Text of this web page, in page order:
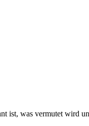
ist, was vermutet wird